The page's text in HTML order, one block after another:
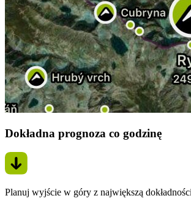
Dokładna prognoza co godzinę
Planuj wyjście w góry z największą